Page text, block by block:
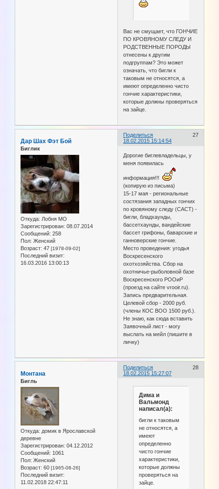
Вас не смущает, что ГОНЧИЕ
ПО КРОВЯНОМУ СЛЕДУ И
РОДСТВЕННЫЕ ПОРОДЫ
отнесены к другим
подгруппам? Это может
означать, что бигли к
таковым не относятся, а
имеют определенно чисто
гончие характеристики,
которые должны проверяться
на зайце.
Поделиться
27
18.02.2015 15:14:54
Дар Шах Фэт Бой
Биглик
Откуда: Лобня МО
Зарегистрирован: 08.07.2014
Сообщений: 258
Пол: Женский
Возраст: 47 [1978-09-02]
Последний визит:
16.03.2016 13:00:13
Дорогие биглевладельцы, у
меня появилась
информация!!!
(копирую из письма)
15-17 мая - региональные
состязания западных гончих
по кровяному следу (САСТ) -
бигли, бладхаунды,
бассетхаунды, вандейские
бассет грифоны, баварские и
ганноверские гончие.
Место проведения: угодья
Воскресенского
охотхозяйства. Сбор на
охотничье-рыболовной базе
Воскресенского РООиР
(проезд на сайте vrooir.ru).
Запись предварительная.
Целевой сбор - 2000 руб.
(члены КОС ВОО 1500 руб.).
Не знаю, как сюда вставить
Заявочный лист - могу
выслать на мейл (пишите в
личку)
Поделиться
28
18.02.2015 15:27:07
Монтана
Бигль
Откуда: домик в Ярославской
деревне
Зарегистрирован: 04.12.2012
Сообщений: 1061
Пол: Женский
Возраст: 60 [1965-08-26]
Последний визит:
11.02.2018 22:47:11
Дима и
Вальмонд
написал(а):
бигли к таковым
не относятся, а
имеют
определенно
чисто гончие
характеристики,
которые должны
проверяться на
зайце.